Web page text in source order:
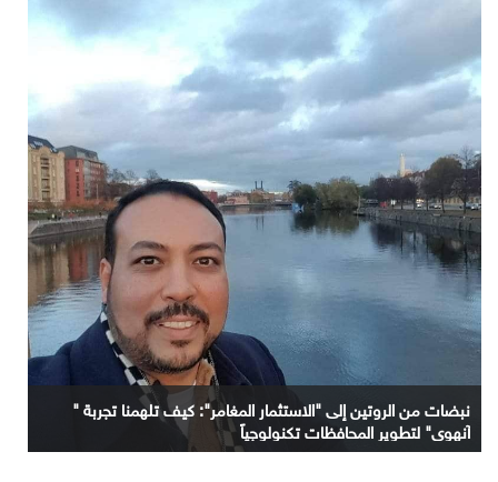
نبضات من الروتين إلى "الاستثمار المغامر": كيف تلهمنا تجربة "
آنهوي" لتطوير المحافظات تكنولوجياً